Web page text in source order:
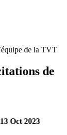
de la TVT
de
13 Oct 2023